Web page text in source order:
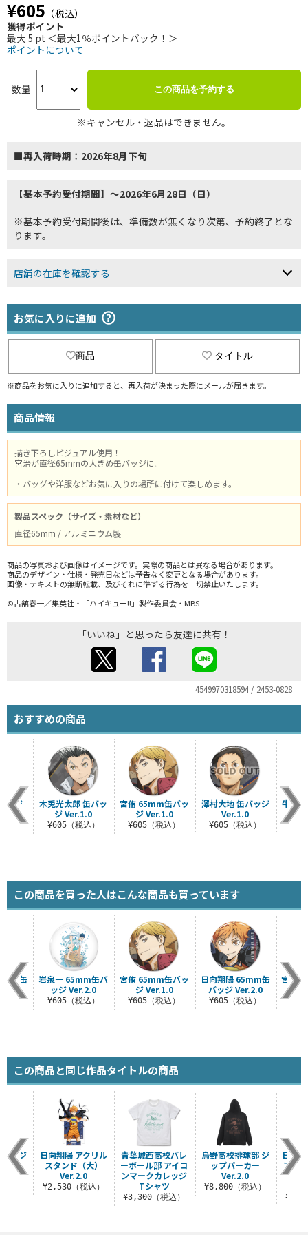
¥605 （税込）
獲得ポイント
最大 5 pt ＜最大1％ポイントバック！＞
ポイントについて
数量 この商品を予約する
※キャンセル・返品はできません。
■再入荷時期：2026年8月下旬
【基本予約受付期間】～2026年6月28日（日）
※基本予約受付期間後は、準備数が無くなり次第、予約終了とな
ります。
店舗の在庫を確認する
お気に入りに追加
商品 タイトル
※商品をお気に入りに追加すると、再入荷が決まった際にメールが届きます。
商品情報
描き下ろしビジュアル使用！
宮治が直径65mmの大きめ缶バッジに。
・バッグや洋服などお気に入りの場所に付けて楽しめます。
製品スペック（サイズ・素材など）
直径65mm / アルミニウム製
商品の写真および画像はイメージです。実際の商品とは異なる場合があります。
商品のデザイン・仕様・発売日などは予告なく変更となる場合があります。
画像・テキストの無断転載、及びそれに準ずる行為を一切禁止いたします。
©古舘春一／集英社・「ハイキュー!!」製作委員会・MBS
「いいね」と思ったら友達に共有！
4549970318594 / 2453-0828
おすすめの商品
宮侑 65mm缶バッ
ジ Ver.1.0
¥605（税込）
澤村大地 缶バッジ
Ver.1.0
¥605（税込）
牛島
ッジ
込）
木兎光太郎 缶バッ
ジ Ver.1.0
¥605（税込）
この商品を買った人はこんな商品も買っています
宮侑 65mm缶バッ
ジ Ver.1.0
¥605（税込）
日向翔陽 65mm缶
バッジ Ver.2.0
¥605（税込）
宮治
ジ
缶
込）
岩泉一 65mm缶バ
ッジ Ver.2.0
¥605（税込）
この商品と同じ作品タイトルの商品
青葉城西高校バレ
ーボール部 アイコ
ンマークカレッジ
Tシャツ
¥3,300（税込）
烏野高校排球部 ジ
ップパーカー
Ver.2.0
¥8,800（税込）
日向
アク
（大
ッジ
ャツ
込）
日向翔陽 アクリル
スタンド（大）
Ver.2.0
¥2,530（税込）